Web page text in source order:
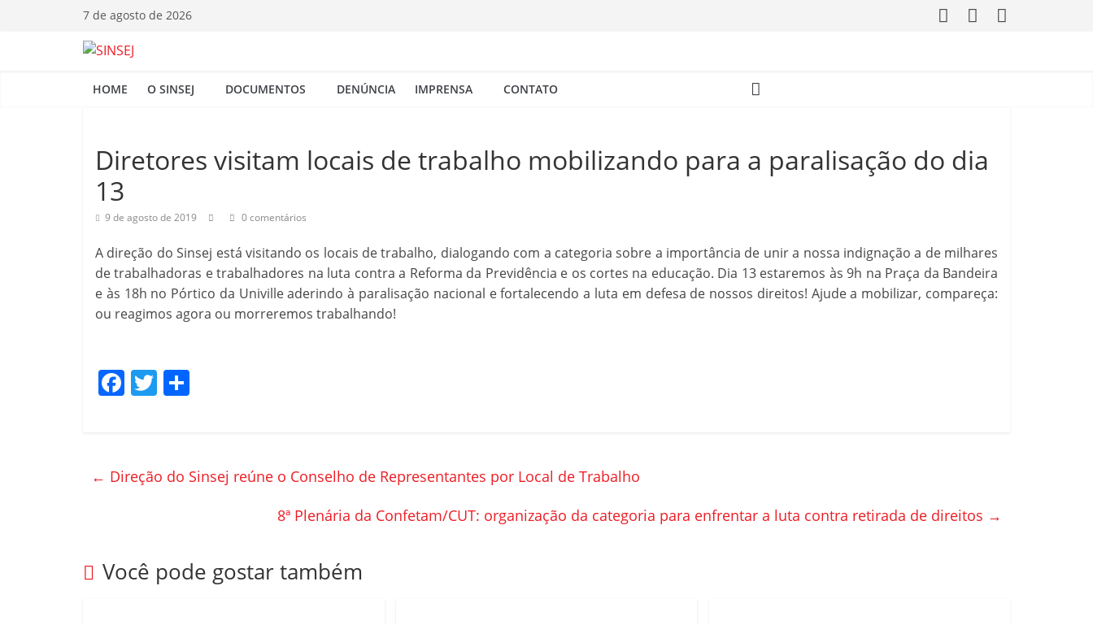
7 de agosto de 2026
S
N
S
E
HOME O SINSEJ DOCUMENTOS DENÚNCIA IMPRENSA CONTATO
Diretores visitam locais de trabalho mobilizando para a paralisação do dia
13
9 de agosto de 2019 0 comentários
A direção do Sinsej está visitando os locais de trabalho, dialogando com a categoria sobre a importância de unir a nossa indignação a de milhares
de trabalhadoras e trabalhadores na luta contra a Reforma da Previdência e os cortes na educação. Dia 13 estaremos às 9h na Praça da Bandeira
e às 18h no Pórtico da Univille aderindo à paralisação nacional e fortalecendo a luta em defesa de nossos direitos! Ajude a mobilizar, compareça:
ou reagimos agora ou morreremos trabalhando!
F
b
k
T
ar
ar
← Direção do Sinsej reúne o Conselho de Representantes por Local de Trabalho
8ª Plenária da Confetam/CUT: organização da categoria para enfrentar a luta contra retirada de direitos →
Você pode gostar também